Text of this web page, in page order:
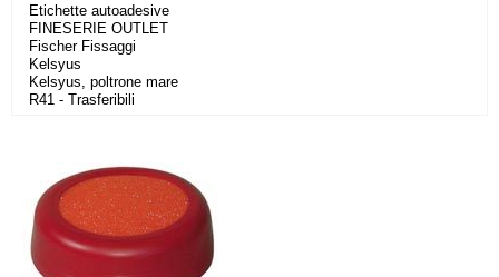
Etichette autoadesive
FINESERIE OUTLET
Fischer Fissaggi
Kelsyus
Kelsyus, poltrone mare
R41 - Trasferibili